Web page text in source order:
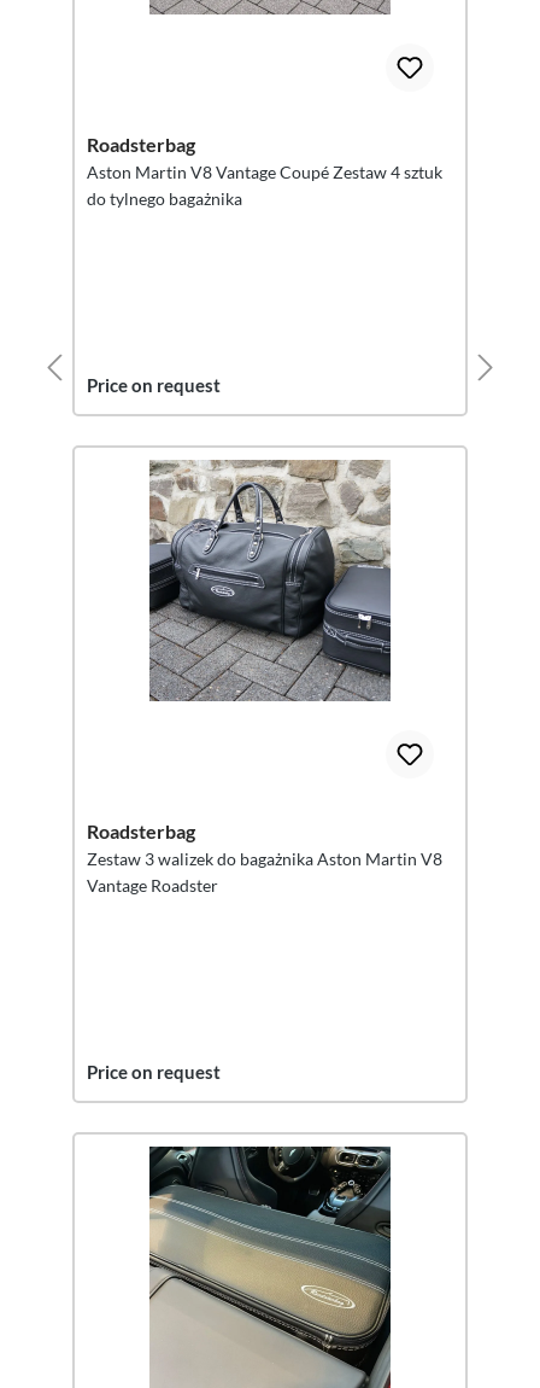
Roadsterbag
Aston Martin V8 Vantage Coupé Zestaw 4 sztuk
do tylnego bagażnika
Price on request
Roadsterbag
Zestaw 3 walizek do bagażnika Aston Martin V8
Vantage Roadster
Price on request